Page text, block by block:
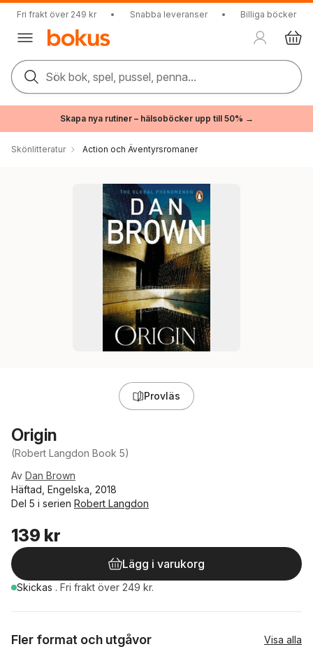
Fri frakt över 249 kr • Snabba leveranser • Billiga böcker
Sök bok, spel, pussel, penna...
Skapa nya rutiner – hälsoböcker upp till 50% →
Skönlitteratur Action och Äventyrsromaner
Provläs
Origin
(Robert Langdon Book 5)
Av Dan Brown
Häftad, Engelska, 2018
Del 5 i serien Robert Langdon
139 kr
Lägg i varukorg
Skickas . Fri frakt över 249 kr.
Fler format och utgåvor Visa alla